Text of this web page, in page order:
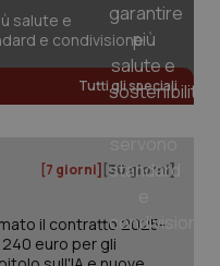
salute e
e condivisione
Tutti gli speciali
[7 giorni] [30 giorni]
il contratto 2025-
euro per gli
www.quotidianosanita.it
Google LLC
.quotidianosanita.it